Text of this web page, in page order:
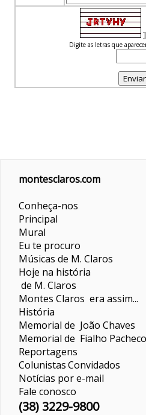
Digite as letras que
montesclaros.com
Conheça-nos
Principal
Mural
Eu te procuro
Músicas de M. Claros
Hoje na história
de M. Claros
Montes Claros era assim...
História
Memorial de João Chaves
Memorial de Fialho Pacheco
Reportagens
ColunistasConvidados
Notícias por e-mail
Fale conosco
(38) 3229-9800